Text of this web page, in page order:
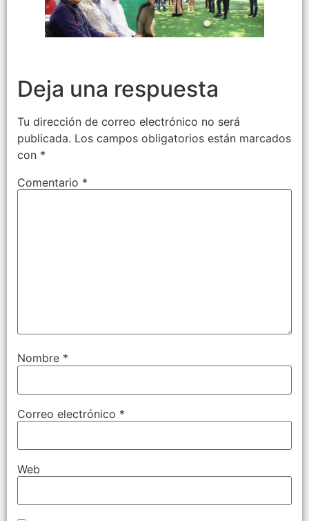
Deja una respuesta
Tu dirección de correo electrónico no será
publicada. Los campos obligatorios están marcados
con *
Comentario *
Nombre *
Correo electrónico *
Web